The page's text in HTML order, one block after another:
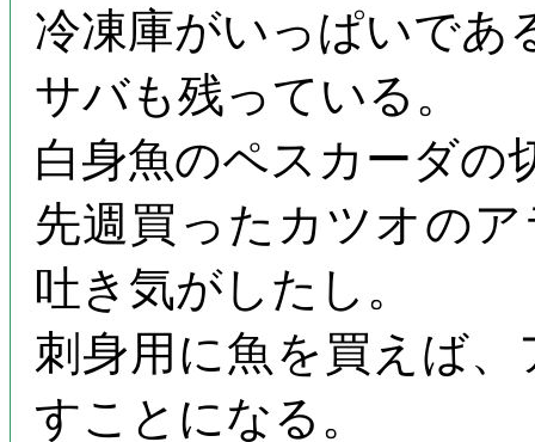
冷凍庫がいっぱいであ
サバも残っている。
白身魚のペスカーダの
先週買ったカツオの
吐き気がしたし。
刺身用に魚を買えば
すことになる。